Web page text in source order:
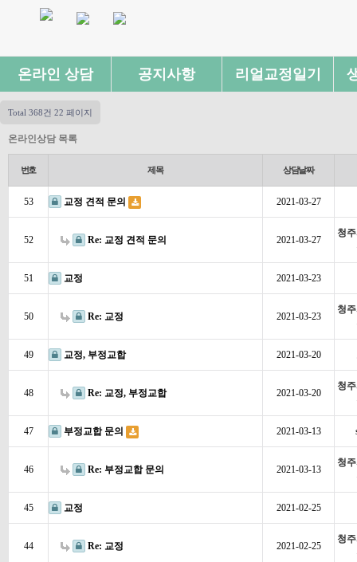
온라인 상담 공지사항 리얼교정일기
Total 368건 22 페이지
온라인상담 목록
번호 제목 상담날짜
53 교정 견적 문의 2021-03-27
52 Re: 교정 견적 문의 2021-03-27
청
51 교정 2021-03-23
50 Re: 교정 2021-03-23
청
49 교정, 부정교합 2021-03-20
48 Re: 교정, 부정교합 2021-03-20
청
47 부정교합 문의 2021-03-13
46 Re: 부정교합 문의 2021-03-13
청
45 교정 2021-02-25
44 Re: 교정 2021-02-25
청